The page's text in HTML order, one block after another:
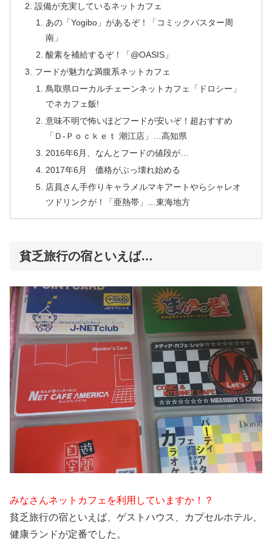
設備が充実しているネットカフェ
あの「Yogibo」があるぞ！「コミックバスター周
南」
酸素を補給するぞ！「@OASIS」
フードが魅力な満腹系ネットカフェ
鳥取県ローカルチェーンネットカフェ「ドロシー」
でネカフェ飯!
意味不明で怖いほどフードが安いぞ！超おすすめ
「Ｄ-Ｐｏｃｋｅｔ 潮江店」…高知県
2016年6月、なんとフードの値段が…
2017年6月 価格がぶっ壊れ始める
店員さん手作りキャラメルマキアートやらシャレオ
ツドリンクが！「亜熱帯」…東海地方
貧乏旅行の宿といえば…
みなさんネットカフェを利用していますか！？
貧乏旅行の宿といえば、ゲストハウス、カプセルホテル、
健康ランドが定番でした。